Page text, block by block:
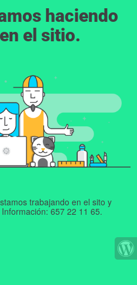
haciendo
el sitio.
trabajando en el sito y
657 22 11 65.